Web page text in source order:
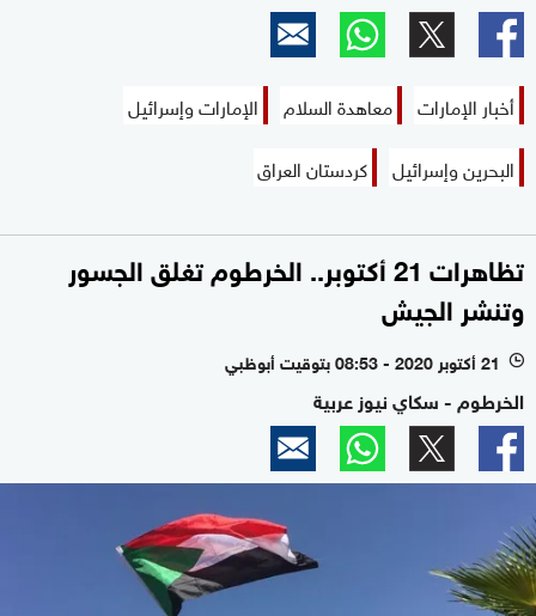
أخبار الإمارات معاهدة السلام
الإمارات وإسرائيل
البحرين وإسرائيل
كردستان العراق
تظاهرات 21 أكتوبر.. الخرطوم تغلق الجسور
وتنشر الجيش
l 21 أكتوبر 2020 - 08:53 بتوقيت أبوظبي
الخرطوم - سكاي نيوز عربية